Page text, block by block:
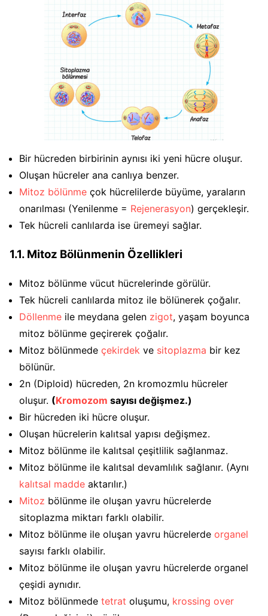
Bir hücreden birbirinin aynısı iki yeni hücre oluşur.
Oluşan hücreler ana canlıya benzer.
Mitoz bölünme çok hücrelilerde büyüme, yaraların
onarılması (Yenilenme = Rejenerasyon) gerçekleşir.
Tek hücreli canlılarda ise üremeyi sağlar.
1.1. Mitoz Bölünmenin Özellikleri
Mitoz bölünme vücut hücrelerinde görülür.
Tek hücreli canlılarda mitoz ile bölünerek çoğalır.
Döllenme ile meydana gelen zigot, yaşam boyunca
mitoz bölünme geçirerek çoğalır.
Mitoz bölünmede çekirdek ve sitoplazma bir kez
bölünür.
2n (Diploid) hücreden, 2n kromozmlu hücreler
oluşur. (Kromozom sayısı değişmez.)
Bir hücreden iki hücre oluşur.
Oluşan hücrelerin kalıtsal yapısı değişmez.
Mitoz bölünme ile kalıtsal çeşitlilik sağlanmaz.
Mitoz bölünme ile kalıtsal devamlılık sağlanır. (Aynı
kalıtsal madde aktarılır.)
Mitoz bölünme ile oluşan yavru hücrelerde
sitoplazma miktarı farklı olabilir.
Mitoz bölünme ile oluşan yavru hücrelerde organel
sayısı farklı olabilir.
Mitoz bölünme ile oluşan yavru hücrelerde organel
çeşidi aynıdır.
Mitoz bölünmede tetrat oluşumu, krossing over